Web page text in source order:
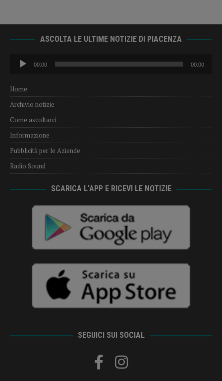
ASCOLTA LE ULTIME NOTIZIE DI PIACENZA
Audio
Player
00:00 00:00
Home
Archivio notizie
Come ascoltarci
Informazione
Pubblicità per le Aziende
Radio Sound
SCARICA L’APP E RICEVI LE NOTIZIE
SEGUICI SUI SOCIAL